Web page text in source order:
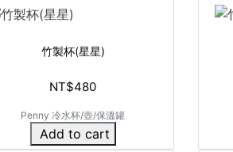
竹製杯(星星)
NT$480
Penny 冷水杯/壺/保溫罐
Add to cart